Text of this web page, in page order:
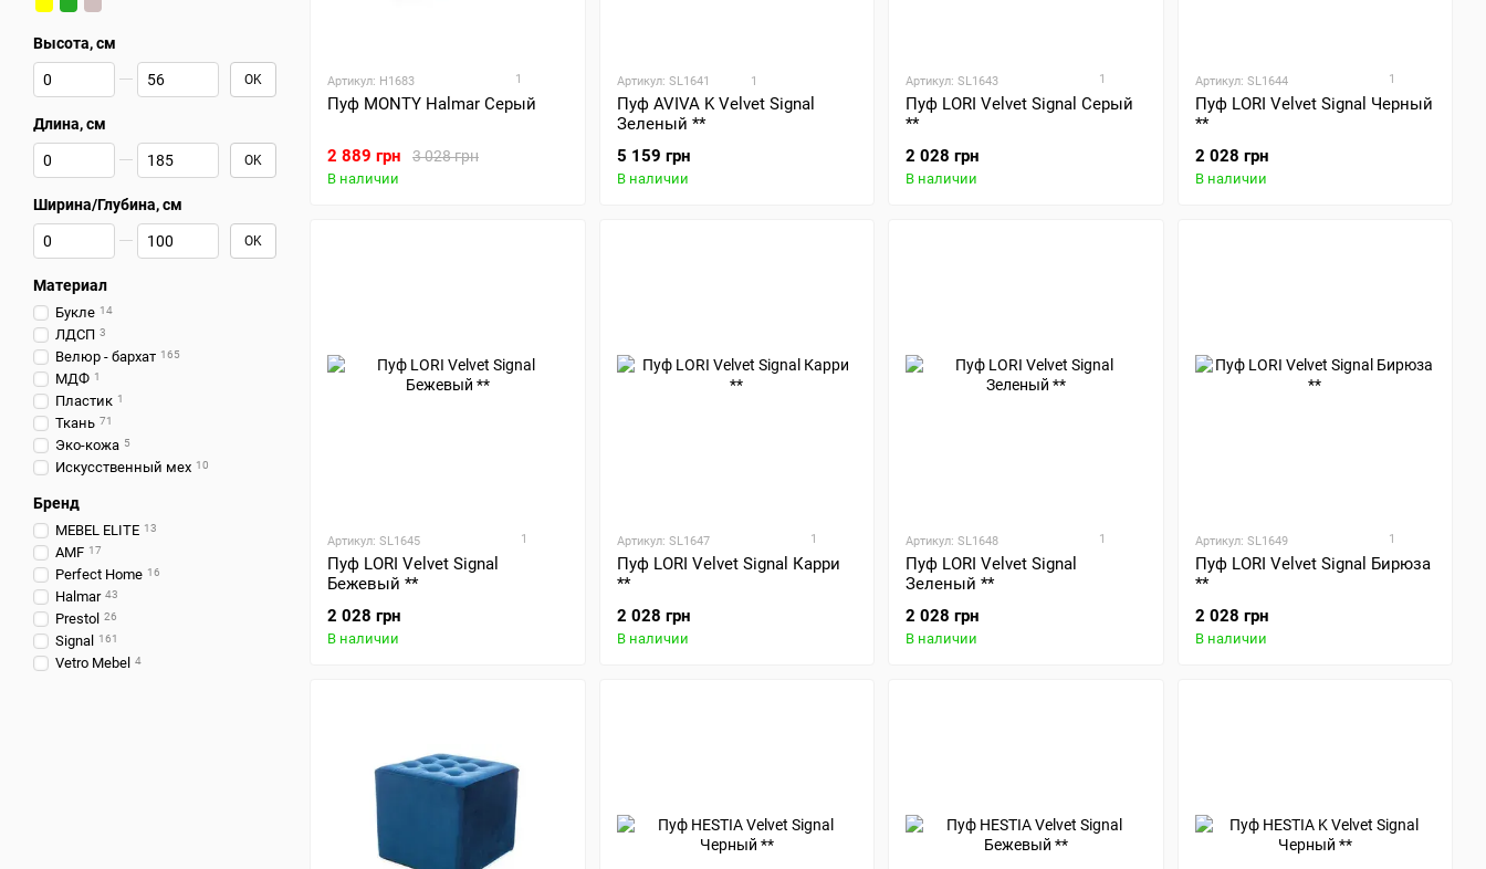
Артикул: H1683 1
Пуф MONTY Halmar Серый
3 028 грн
2 889 грн
В наличии
Артикул: SL1641 1
Пуф AVIVA K Velvet Signal
Зеленый **
5 159 грн
В наличии
Артикул: SL1643 1
Пуф LORI Velvet Signal Серый
**
2 028 грн
В наличии
Артикул: SL1644 1
Пуф LORI Velvet Signal Черный
**
2 028 грн
В наличии
Артикул: SL1645 1
Пуф LORI Velvet Signal
Бежевый **
2 028 грн
В наличии
Артикул: SL1647 1
Пуф LORI Velvet Signal Карри
**
2 028 грн
В наличии
Артикул: SL1648 1
Пуф LORI Velvet Signal
Зеленый **
2 028 грн
В наличии
Артикул: SL1649 1
Пуф LORI Velvet Signal Бирюза
**
2 028 грн
В наличии
Высота, см
От Высота, см
До Высота, см OK
Длина, см
От Длина, см
До Длина, см OK
Ширина/Глубина, см
От Ширина/Глубина, см
До Ширина/Глубина, см OK
Материал
Букле 14
ЛДСП 3
Велюр - бархат 165
МДФ 1
Пластик 1
Ткань 71
Эко-кожа 5
Искусственный мех 10
Бренд
MEBEL ELITE 13
AMF 17
Perfect Home 16
Halmar 43
Prestol 26
Signal 161
Vetro Mebel 4